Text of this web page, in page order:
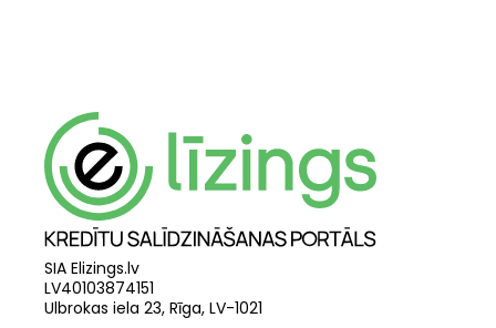
SIA Elizings.lv
LV40103874151
Ulbrokas iela 23, Rīga, LV-1021